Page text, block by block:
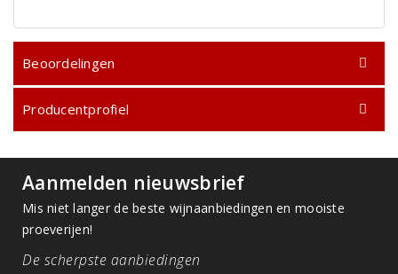
Beoordelingen
Producentprofiel
Aanmelden nieuwsbrief
Mis niet langer de beste wijnaanbiedingen en mooiste
proeverijen!
De scherpste aanbiedingen